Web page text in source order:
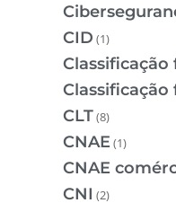
CID (1)
Classificação
CLT(8)
CNAE(1)
CNAE
CNI (2)